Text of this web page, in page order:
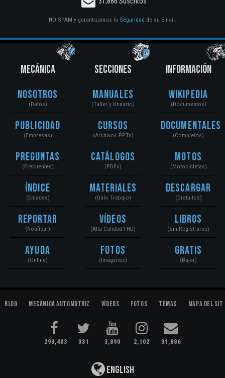
NO SPAM y garantizamos la Seguridad de su Email.
MECÁNICA
Nosotros
(Datos)
Publicidad
(Empresas)
Preguntas
(Frecuentes)
Índice
(Enlaces)
Reportar
(Notificar)
Ayuda
(Online)
SECCIONES
Manuales
(Taller y Usuario)
Cursos
(Archivos PPTs)
Catálogos
(PDFs)
Materiales
(Guía Trabajo)
Vídeos
(Alta Calidad FHD)
Fotos
(Imágenes)
INFORMACIÓN
Wikipedia
(Documentos)
Documentales
(Completos)
Motos
(Motocicletas)
Descargar
(Gratuitos)
Libros
(Sin Registrarse)
Gratis
(Bajar)
Blog Mecánica Automotriz Vídeos Fotos Temas Mapa del
293,403 331 3,890 2,102 31,886
English